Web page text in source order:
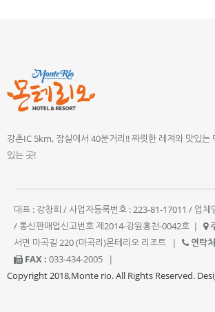
강촌IC 5km, 잠실에서 40분거리!! 짜릿한 레져와 맛있는
있는 곳!
대표 : 강창희 / 사업자등록번호 : 223-81-17011 / 업체
/ 통신판매업신고번호 제2014-강원홍천-0042호 |
서면 마곡길 220 (마곡리)몬테리오 리조트
| 연락
FAX : 033-434-2005
|
Copyright 2018,Monte rio. All Rights Reserved.